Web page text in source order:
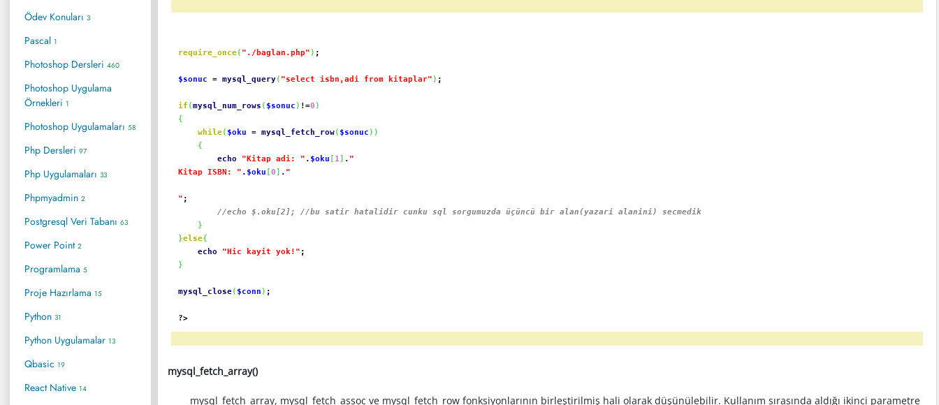
Ödev Konuları 3
Pascal 1
Photoshop Dersleri 460
Photoshop Uygulama
Örnekleri 1
Photoshop Uygulamaları 58
Php Dersleri 97
Php Uygulamaları 33
Phpmyadmin 2
Postgresql Veri Tabanı 63
Power Point 2
Programlama 5
Proje Hazırlama 15
Python 31
Python Uygulamalar 13
Qbasic 19
React Native 14
require_once( "./baglan.php" ) ;
$sonuc =mysql_query( "select isbn,adi from kitaplar" ) ;
if (mysql_num_rows ( $sonuc ) !=0 )
{
while( $oku =mysql_fetch_row( $sonuc ) )
{
echo
"Kitap adi: " . $oku 1 . "
Kitap ISBN: " . $oku [0 . "
" ;
//echo $.oku[2]; //bu satir hatalidir cunku sql sorgumuzda üçüncü bir alan(yazari alanini) secmedik
}
}else{
echo
"Hic kayit yok!" ;
}
mysql_close( $conn ) ;
?>
mysql_fetch_array()
mysql_fetch_array, mysql_fetch_assoc ve mysql_fetch_row fonksiyonlarının birleştirilmiş hali olarak düşünülebilir. Kullanım sırasında aldığı ikinci parametre